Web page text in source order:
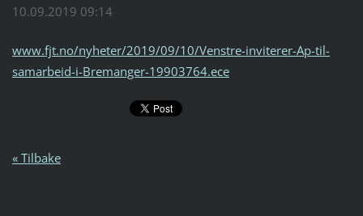
10.09.2019 09:14
www.fjt.no/nyheter/2019/09/10/Venstre-inviterer-Ap-til-
samarbeid-i-Bremanger-19903764.ece
« Tilbake